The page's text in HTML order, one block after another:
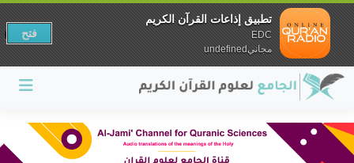
تطبيق إذاعات القرآن الكريم
EDC
مجانيundefined
فتح